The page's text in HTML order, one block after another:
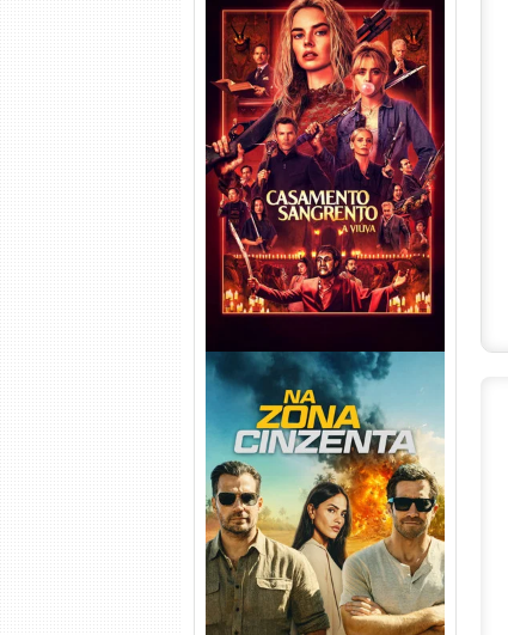
Casamento Sangrento: A
Viúva Torrent (2026) WEB-DL
720p/1080p/4K Dual Áudio
Na Zona Cinzenta Torrent
(2026) WEB-DL 1080p/4K
Dual Áudio